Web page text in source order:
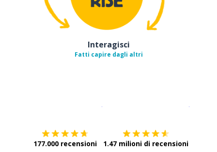
Interagisci
Fatti capire dagli altri
177.000 recensioni 1.47 milioni di recensioni